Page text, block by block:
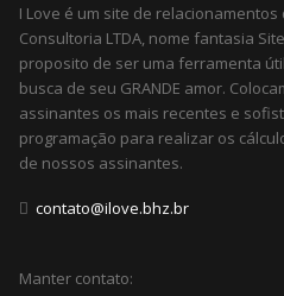
I Love é um site de
Consultoria LTDA, nome fantasia
proposito de ser uma ferramenta
busca de seu GRANDE amor.
assinantes os mais recentes e
programação para realizar os
de nossos assinantes.
contato@ilove.bhz.br
Manter contato: